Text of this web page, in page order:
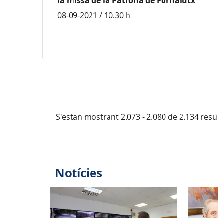
08-09-2021 / 10.30 h
S'estan mostrant 2.073 - 2.080 de 2.134
Notícies